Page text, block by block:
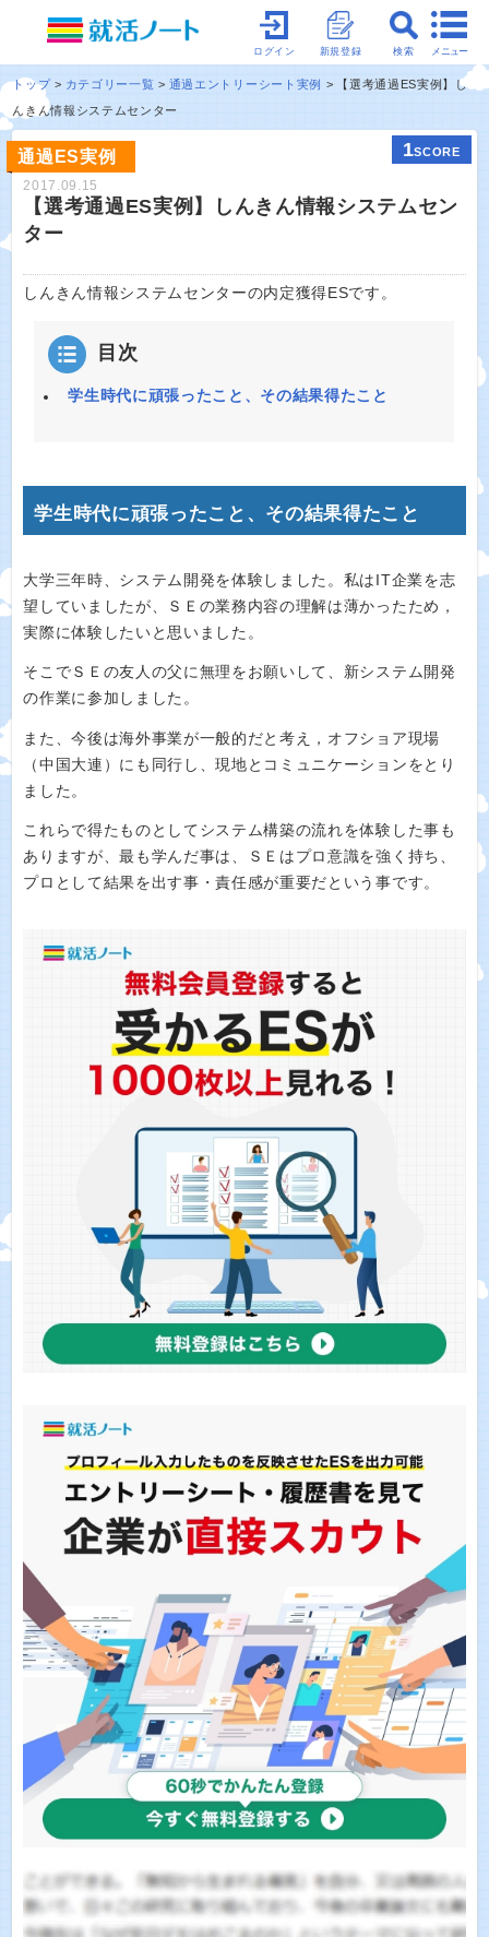
メニュー
検索
新規登録
ログイン
トップ カテゴリー一覧 通過エントリーシート実例
【選考通過ES実例】し
んきん情報システムセンター
通過ES実例 1SCORE
2017.09.15
【選考通過ES実例】しんきん情報システムセン
ター
しんきん情報システムセンターの内定獲得ESです。
目次
学生時代に頑張ったこと、その結果得たこと
学生時代に頑張ったこと、その結果得たこと
大学三年時、システム開発を体験しました。私はIT企業を志
望していましたが、ＳＥの業務内容の理解は薄かったため，
実際に体験したいと思いました。
そこでＳＥの友人の父に無理をお願いして、新システム開発
の作業に参加しました。
また、今後は海外事業が一般的だと考え，オフショア現場
（中国大連）にも同行し、現地とコミュニケーションをとり
ました。
これらで得たものとしてシステム構築の流れを体験した事も
ありますが、最も学んだ事は、ＳＥはプロ意識を強く持ち、
プロとして結果を出す事・責任感が重要だという事です。